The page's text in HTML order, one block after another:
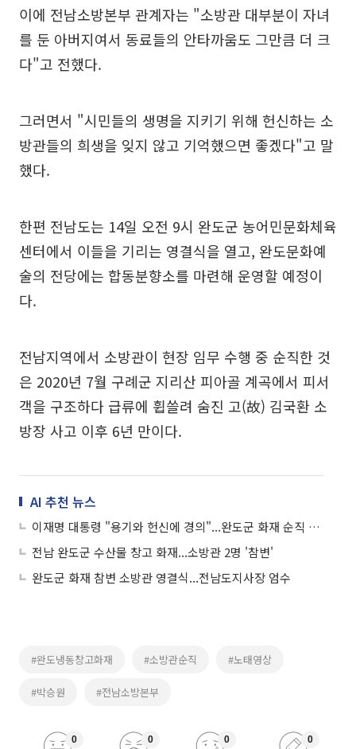
이에 전남소방본부 관계자는 "소방관 대부분이 자녀
를 둔 아버지여서 동료들의 안타까움도 그만큼 더 크
다"고 전했다.
그러면서 "시민들의 생명을 지키기 위해 헌신하는 소
방관들의 희생을 잊지 않고 기억했으면 좋겠다"고 말
했다.
한편 전남도는 14일 오전 9시 완도군 농어민문화체육
센터에서 이들을 기리는 영결식을 열고, 완도문화예
술의 전당에는 합동분향소를 마련해 운영할 예정이
다.
전남지역에서 소방관이 현장 임무 수행 중 순직한 것
은 2020년 7월 구례군 지리산 피아골 계곡에서 피서
객을 구조하다 급류에 휩쓸려 숨진 고(故) 김국환 소
방장 사고 이후 6년 만이다.
AI 추천 뉴스
이재명 대통령 "용기와 헌신에 경의"...완도군 화재 순직 소방관 '애도'
전남 완도군 수산물 창고 화재...소방관 2명 '참변'
완도군 화재 참변 소방관 영결식...전남도지사장 엄수
#완도냉동창고화재 #소방관순직 #노태영상
#박승원 #전남소방본부
0 0 0 0